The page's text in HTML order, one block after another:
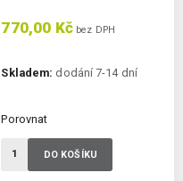
770,00 Kč bez DPH
Skladem: dodání 7-14 dní
Porovnat
DO KOŠÍKU